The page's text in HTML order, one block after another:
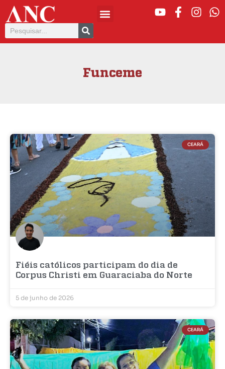
Funceme
CEARÁ
Fiéis católicos participam do dia de
Corpus Christi em Guaraciaba do Norte
5 de junho de 2026
CEARÁ